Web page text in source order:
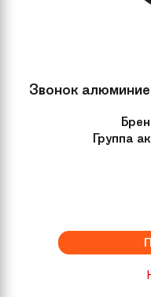
Звонок
Группа